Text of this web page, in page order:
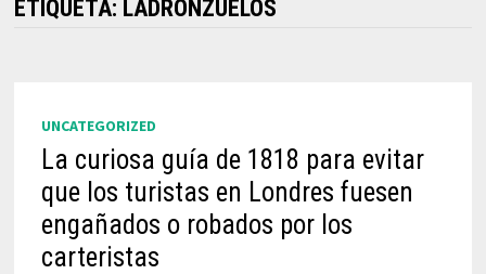
ETIQUETA: LADRONZUELOS
UNCATEGORIZED
La curiosa guía de 1818 para evitar
que los turistas en Londres fuesen
engañados o robados por los
carteristas